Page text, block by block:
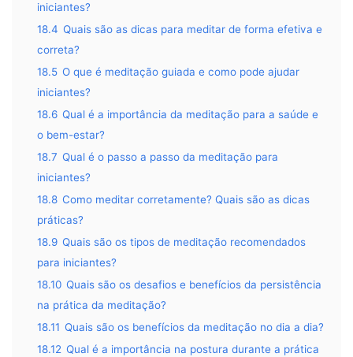
iniciantes?
18.4 Quais são as dicas para meditar de forma efetiva e
correta?
18.5 O que é meditação guiada e como pode ajudar
iniciantes?
18.6 Qual é a importância da meditação para a saúde e
o bem-estar?
18.7 Qual é o passo a passo da meditação para
iniciantes?
18.8 Como meditar corretamente? Quais são as dicas
práticas?
18.9 Quais são os tipos de meditação recomendados
para iniciantes?
18.10 Quais são os desafios e benefícios da persistência
na prática da meditação?
18.11 Quais são os benefícios da meditação no dia a dia?
18.12 Qual é a importância na postura durante a prática